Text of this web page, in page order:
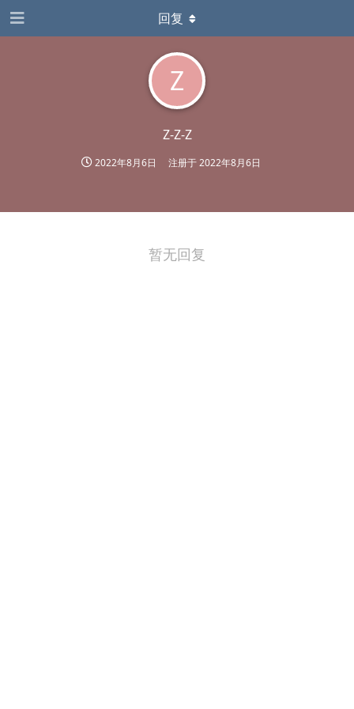
Z
Z-Z-Z
2022年8月6日 注册于2022年8月6日
回复
暂无回复